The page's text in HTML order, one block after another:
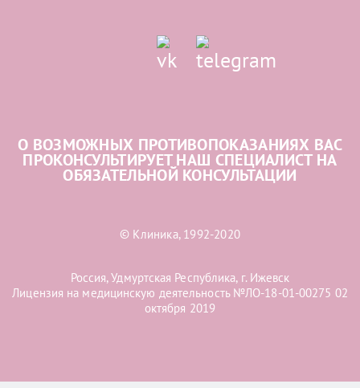
О ВОЗМОЖНЫХ ПРОТИВОПОКАЗАНИЯХ ВАС
ПРОКОНСУЛЬТИРУЕТ НАШ СПЕЦИАЛИСТ НА
ОБЯЗАТЕЛЬНОЙ КОНСУЛЬТАЦИИ
© Клиника, 1992-2020
Россия, Удмуртская Республика, г. Ижевск
Лицензия на медицинскую деятельность №ЛО-18-01-00275 02
октября 2019